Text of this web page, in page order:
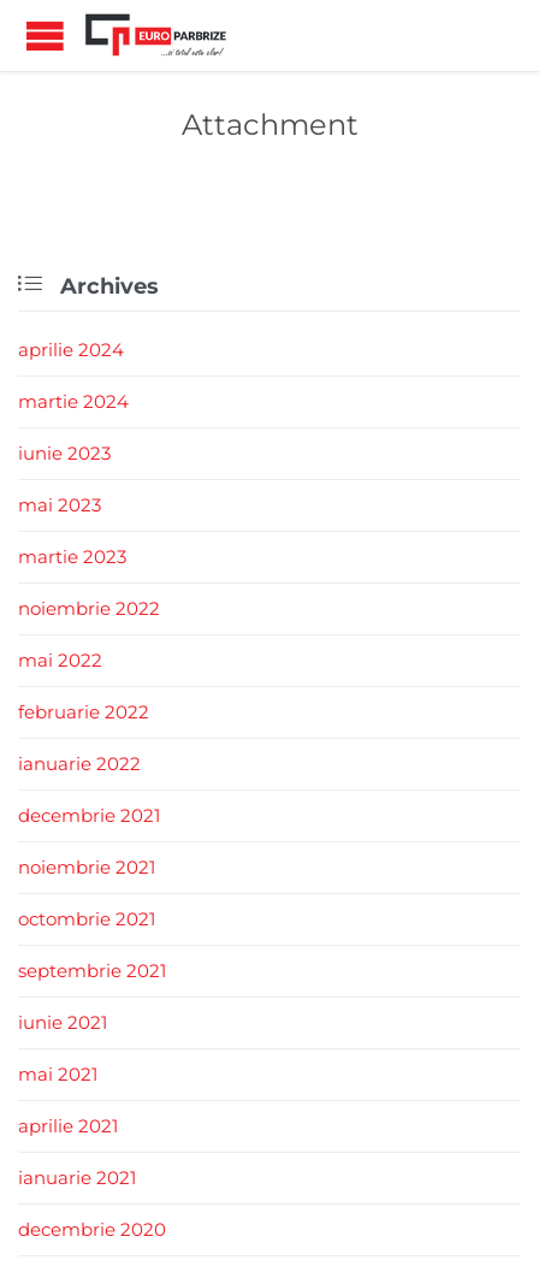
Attachment
 Archives
aprilie 2024
martie 2024
iunie 2023
mai 2023
martie 2023
noiembrie 2022
mai 2022
februarie 2022
ianuarie 2022
decembrie 2021
noiembrie 2021
octombrie 2021
septembrie 2021
iunie 2021
mai 2021
aprilie 2021
ianuarie 2021
decembrie 2020